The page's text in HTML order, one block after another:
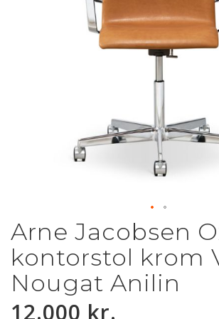
Gå
til
starten
af
billedgalleriet
Arne Jacobsen
kontorstol krom
Nougat Anilin
12.000 kr.